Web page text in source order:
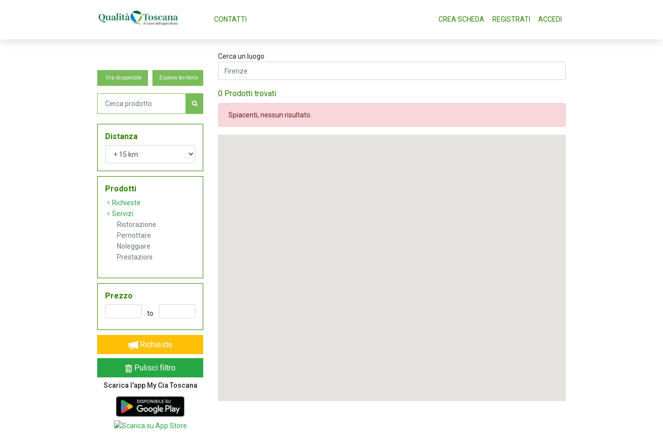
CONTATTI CREA SCHEDA REGISTRATI ACCEDI
Ora disponibile Esplora territorio
Distanza
Prodotti
Richieste
Servizi
Ristorazione
Pernottare
Noleggiare
Prestazioni
Prezzo
to
Richieste
Pulisci filtro
Scarica l'app My Cia Toscana
Cerca un luogo
0 Prodotti trovati
Spiacenti, nessun risultato.